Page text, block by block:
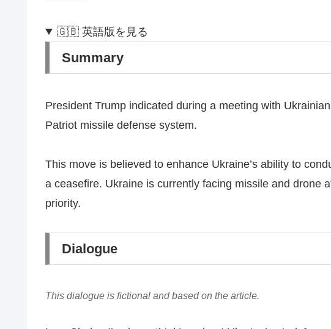
🇬🇧 英語版を見る
Summary
President Trump indicated during a meeting with
Patriot missile defense system.
This move is believed to enhance Ukraine’s ability to
a ceasefire. Ukraine is currently facing missile and drone
priority.
Dialogue
This dialogue is fictional and based on the article.